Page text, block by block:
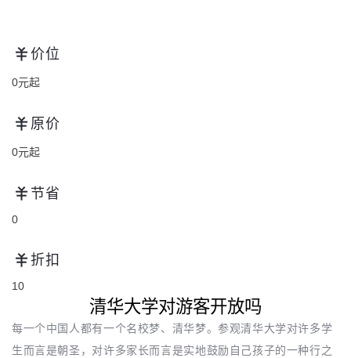
清华大学对游客开放吗
每一个中国人都有一个名校梦、清华梦。参观清华大学对许多学
生而言是朝圣，对许多家长而言是实地鼓励自己孩子的一种行之
价位
0元起
原价
0元起
节省
0
折扣
10